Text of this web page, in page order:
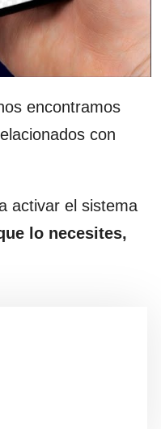
encontramos
con
activar el sistema
lo necesites,